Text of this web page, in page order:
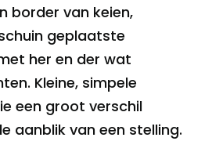
border van keien,
geplaatste
her en der wat
Kleine, simpele
een groot verschil
aanblik van een stelling.